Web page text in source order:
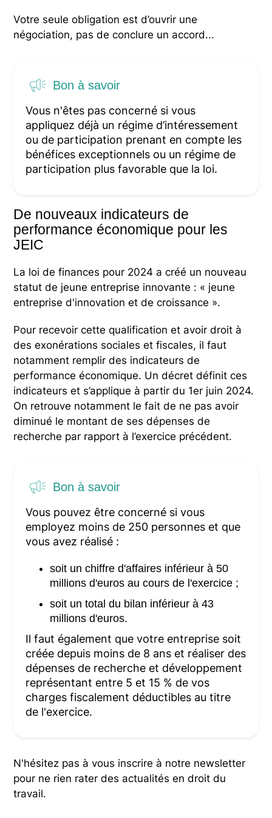
Votre seule obligation est d’ouvrir une
négociation, pas de conclure un accord...
Bon à savoir
Vous n'êtes pas concerné si vous
appliquez déjà un régime d’intéressement
ou de participation prenant en compte les
bénéfices exceptionnels ou un régime de
participation plus favorable que la loi.
De nouveaux indicateurs de
performance économique pour les
JEIC
La loi de finances pour 2024 a créé un nouveau
statut de jeune entreprise innovante : « jeune
entreprise d'innovation et de croissance ».
Pour recevoir cette qualification et avoir droit à
des exonérations sociales et fiscales, il faut
notamment remplir des indicateurs de
performance économique. Un décret définit ces
indicateurs et s’applique à partir du 1er juin 2024.
On retrouve notamment le fait de ne pas avoir
diminué le montant de ses dépenses de
recherche par rapport à l’exercice précédent.
Bon à savoir
Vous pouvez être concerné si vous
employez moins de 250 personnes et que
vous avez réalisé :
soit un chiffre d'affaires inférieur à 50
millions d'euros au cours de l'exercice ;
soit un total du bilan inférieur à 43
millions d'euros.
Il faut également que votre entreprise soit
créée depuis moins de 8 ans et réaliser des
dépenses de recherche et développement
représentant entre 5 et 15 % de vos
charges fiscalement déductibles au titre
de l'exercice.
N'hésitez pas à vous inscrire à notre newsletter
pour ne rien rater des actualités en droit du
travail.